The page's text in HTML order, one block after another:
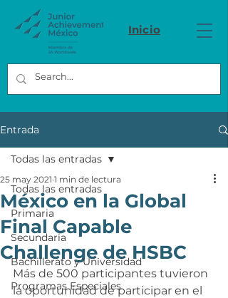
Inicio
Entrada
Todas las entradas
Primaria
Secundaria
Bachillerato y Universidad
Programas Especiales
Todas las entradas
México en la Global
Final Capable
Challenge de HSBC
25 may 2021 1 min de lectura
Más de 500 participantes tuvieron
la oportunidad de participar en el